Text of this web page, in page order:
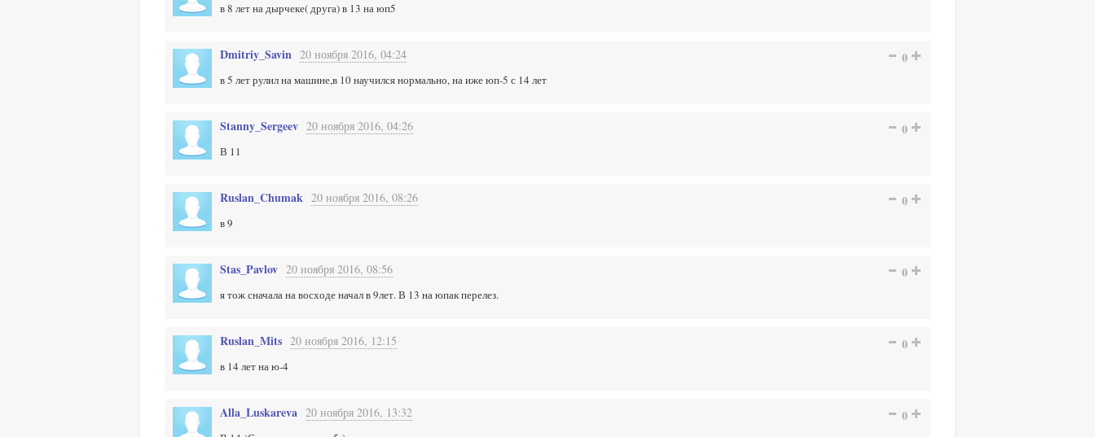
в 8 лет на дырчеке( друга) в 13 на юп5
Dmitriy_Savin 20 ноября 2016, 04:24 0
в 5 лет рулил на машине,в 10 научился нормально, на иже юп-5 с 14 лет
Stanny_Sergeev 20 ноября 2016, 04:26 0
В 11
Ruslan_Chumak 20 ноября 2016, 08:26 0
в 9
Stas_Pavlov 20 ноября 2016, 08:56 0
я тож сначала на восходе начал в 9лет. В 13 на юпак перелез.
Ruslan_Mits 20 ноября 2016, 12:15 0
в 14 лет на ю-4
Alla_Luskareva 20 ноября 2016, 13:32 0